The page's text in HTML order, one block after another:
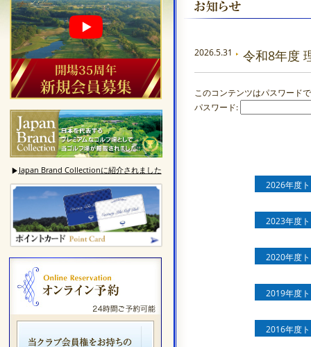
▶ Japan Brand Collectionに紹介されました
2026.5.31 令和8年度
このコンテンツはパスワード
パスワード:
2026年度
2023年度
2020年度
2019年度
2016年度